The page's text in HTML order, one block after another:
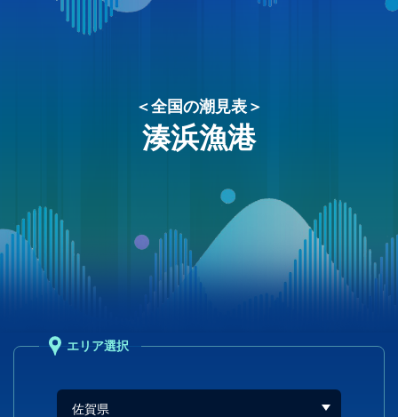
＜全国の潮見表＞
湊浜漁港
エリア選択